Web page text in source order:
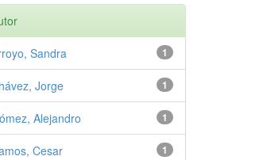
1
Sandra
1
Jorge
1
Alejandro
1
Cesar